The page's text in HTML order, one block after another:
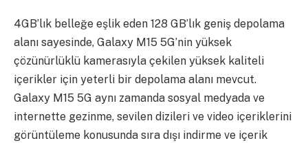
4GB’lık belleğe eşlik eden 128 GB’lık geniş depolama
alanı sayesinde, Galaxy M15 5G’nin yüksek
çözünürlüklü kamerasıyla çekilen yüksek kaliteli
içerikler için yeterli bir depolama alanı mevcut.
Galaxy M15 5G aynı zamanda sosyal medyada ve
internette gezinme, sevilen dizileri ve video içeriklerini
görüntüleme konusunda sıra dışı indirme ve içerik